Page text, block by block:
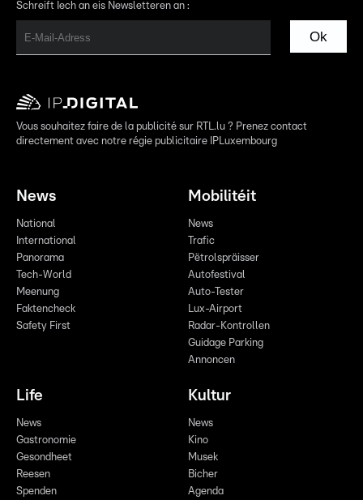
Schreift Iech an eis Newsletteren an :
Ok
Vous souhaitez faire de la publicité sur RTL.lu ? Prenez contact
directement avec notre régie publicitaire IPLuxembourg
News
National
International
Panorama
Tech-World
Meenung
Faktencheck
Safety First
Mobilitéit
News
Trafic
Pëtrolspräisser
Autofestival
Auto-Tester
Lux-Airport
Radar-Kontrollen
Guidage Parking
Annoncen
Life
News
Gastronomie
Gesondheet
Reesen
Spenden
Kultur
News
Kino
Musek
Bicher
Agenda